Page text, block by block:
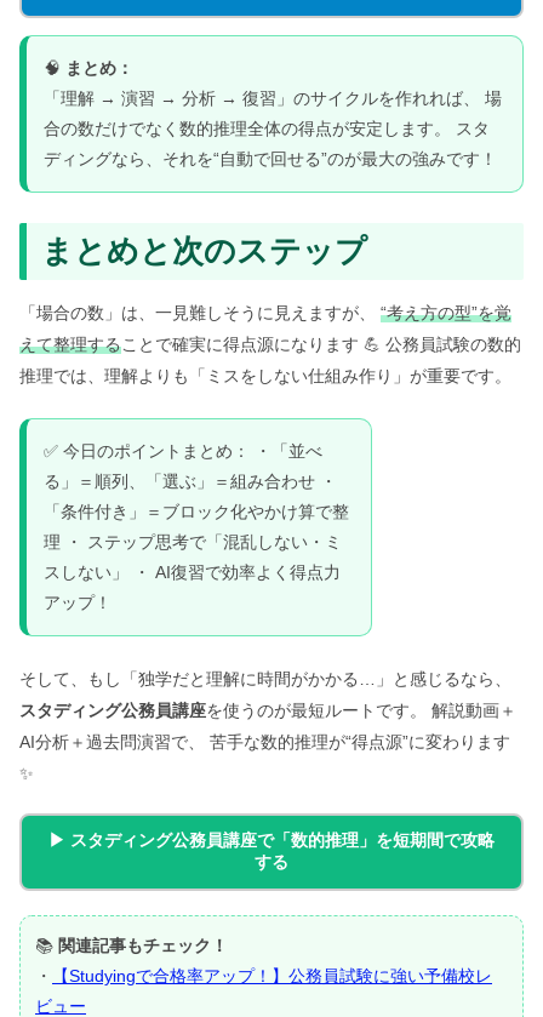
🧠 まとめ：
「理解 → 演習 → 分析 → 復習」のサイクルを作れれば、 場
合の数だけでなく数的推理全体の得点が安定します。 スタ
ディングなら、それを“自動で回せる”のが最大の強みです！
まとめと次のステップ
「場合の数」は、一見難しそうに見えますが、 “考え方の型”を覚
えて整理することで確実に得点源になります 💪 公務員試験の数的
推理では、理解よりも「ミスをしない仕組み作り」が重要です。
✅ 今日のポイントまとめ： ・「並べ
る」＝順列、「選ぶ」＝組み合わせ ・
「条件付き」＝ブロック化やかけ算で整
理 ・ ステップ思考で「混乱しない・ミ
スしない」 ・ AI復習で効率よく得点力
アップ！
そして、もし「独学だと理解に時間がかかる…」と感じるなら、
スタディング公務員講座を使うのが最短ルートです。 解説動画＋
AI分析＋過去問演習で、 苦手な数的推理が“得点源”に変わります
✨
▶ スタディング公務員講座で「数的推理」を短期間で攻略
する
📚 関連記事もチェック！
・
【Studyingで合格率アップ！】公務員試験に強い予備校レ
ビュー